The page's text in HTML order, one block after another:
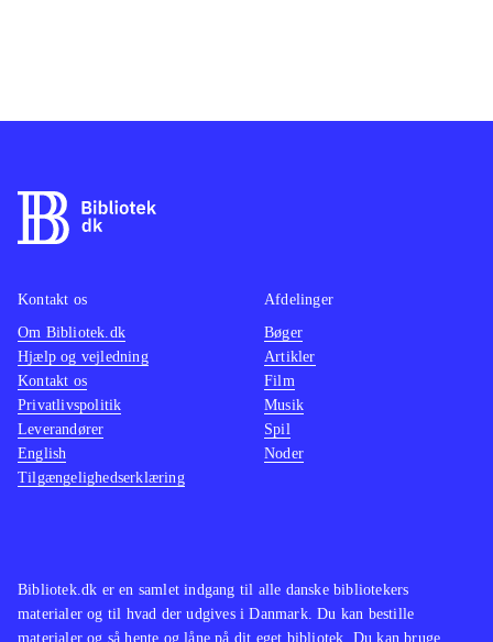
Bibliotek.dk er en samlet indgang til alle danske bibliotekers
materialer og til hvad der udgives i Danmark. Du kan bestille
materialer og så hente og låne på dit eget bibliotek. Du kan bruge
Kontakt os
Om Bibliotek.dk
Hjælp og vejledning
Kontakt os
Privatlivspolitik
Leverandører
English
Tilgængelighedserklæring
Afdelinger
Bøger
Artikler
Film
Musik
Spil
Noder